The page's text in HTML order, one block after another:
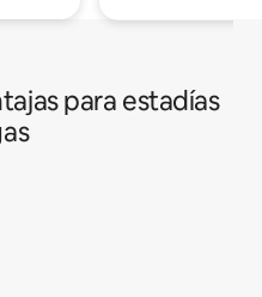
para estadías